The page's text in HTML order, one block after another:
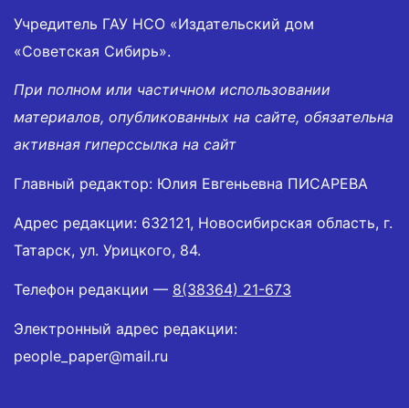
Учредитель ГАУ НСО «Издательский дом
«Советская Сибирь».
При полном или частичном использовании
материалов, опубликованных на сайте, обязательна
активная гиперссылка на сайт
Главный редактор: Юлия Евгеньевна ПИСАРЕВА
Адрес редакции: 632121, Новосибирская область, г.
Татарск, ул. Урицкого, 84.
Телефон редакции — 8(38364) 21-673
Электронный адрес редакции:
people_paper@mail.ru